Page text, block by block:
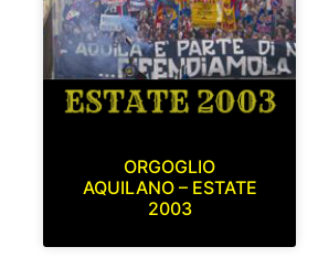
ORGOGLIO
AQUILANO – ESTATE
2003